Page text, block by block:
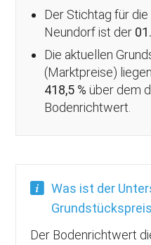
Der Stichtag für
Neundorf ist der
Die aktuellen
(Marktpreise)
418,5 % über dem
Bodenrichtwert.
Was ist der
Der Bodenrichtwert